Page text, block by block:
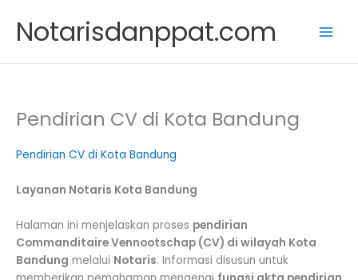
content
Notarisdanppat.com
Pendirian CV di Kota Bandung
Pendirian CV di Kota Bandung
Layanan Notaris Kota Bandung
Halaman ini menjelaskan proses pendirian
Commanditaire Vennootschap (CV) di wilayah Kota
Bandung melalui Notaris. Informasi disusun untuk